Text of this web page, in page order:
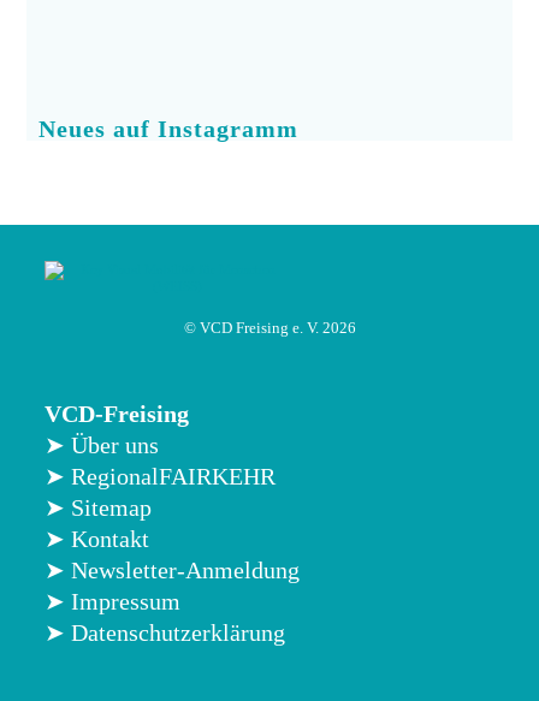
Neues auf Instagramm
© VCD Freising e. V. 2026
VCD-Freising
➤ Über uns
➤ RegionalFAIRKEHR
➤ Sitemap
➤ Kontakt
➤ Newsletter-Anmeldung
➤ Impressum
➤ Datenschutzerklärung